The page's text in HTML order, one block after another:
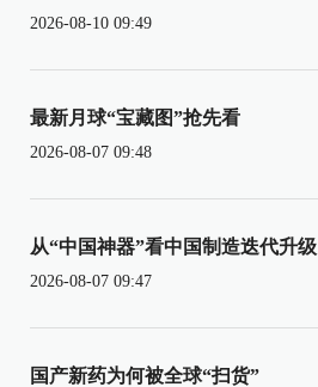
2026-08-10 09:49
最新月球“宝藏图”抢先看
2026-08-07 09:48
从“中国神器”看中国制造迭代升级
2026-08-07 09:47
国产新药为何被全球“扫货”